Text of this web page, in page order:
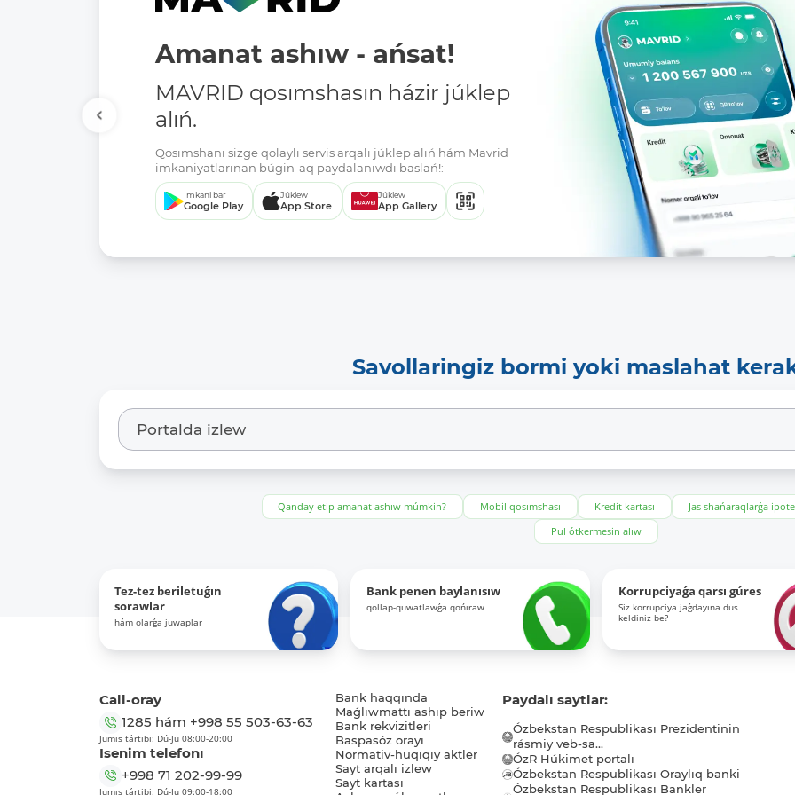
Amanat ashıw - ańsat!
MAVRID qosımshasın házir júklep
alıń.
Qosımshanı sizge qolaylı servis arqalı júklep alıń hám Mavrid
imkaniyatlarınan búgin-aq paydalanıwdı baslań!:
Imkani bar
Google Play
Júklew
App Store
Júklew
App Gallery
Savollaringiz bormi yoki maslahat
Qanday etip amanat ashıw múmkin? Mobil qosımshası Kredit kartası
Jas shańaraqlarǵa
Pul ótkermesin alıw
Tez-tez beriletuǵın
sorawlar
hám olarǵa juwaplar
Bank penen baylanısıw
qollap-quwatlawǵa qońıraw
Korrupciyaǵa qarsı gúres
Siz korrupciya jaǵdayına dus
keldiniz be?
Call-oray
1285 hám +998 55 503-63-63
Jumıs tártibi: Dú-Ju 08:00-20:00
Isenim telefonı
+998 71 202-99-99
Jumıs tártibi: Dú-Ju 09:00-18:00
Bank haqqında
Maǵlıwmattı ashıp beriw
Bank rekvizitleri
Baspasóz orayı
Normativ-huqıqıy aktler
Sayt arqalı izlew
Sayt kartası
Paydalı saytlar:
Ózbekstan Respublikası Prezidentinin
rásmiy veb-sa...
ÓzR Húkimet portalı
Ózbekstan Respublikası Oraylıq banki
Ózbekstan Respublikası Bankler